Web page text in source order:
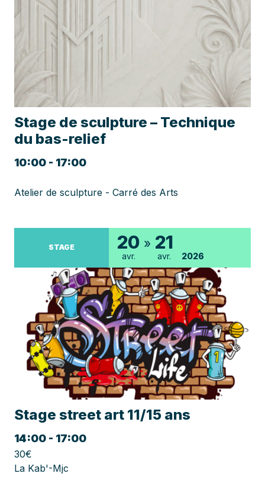
Stage de sculpture – Technique
du bas-relief
10:00 - 17:00
Atelier de sculpture - Carré des Arts
STAGE 20
avr.
» 21
avr. 2026
Stage street art 11/15 ans
14:00 - 17:00
30€
La Kab'-Mjc